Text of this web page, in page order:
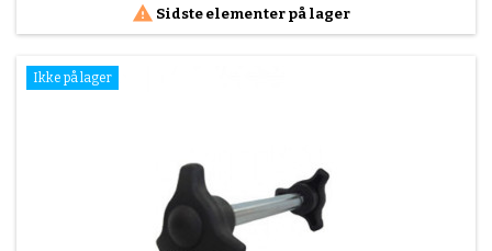
 Sidste elementer på lager
Ikke på lager